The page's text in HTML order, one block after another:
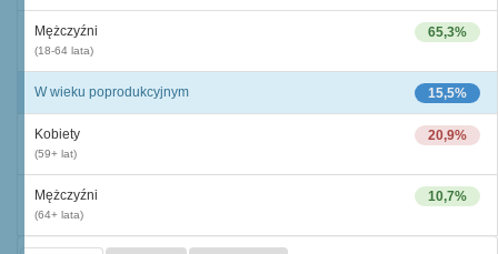
65,3%
Mężczyźni
(18-64 lata)
15,5%
W wieku poprodukcyjnym
20,9%
Kobiety
(59+ lat)
10,7%
Mężczyźni
(64+ lata)